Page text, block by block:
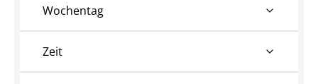
Wochentag
Zeit